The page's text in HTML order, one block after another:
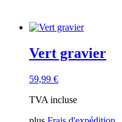
Vert gravier
59,99 €
TVA incluse